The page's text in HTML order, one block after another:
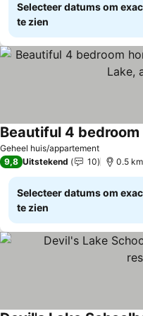
Selecteer datums om
te zien
Geheel huis/appartement
9,8 Uitstekend 10 0.5
Selecteer datums om
te zien